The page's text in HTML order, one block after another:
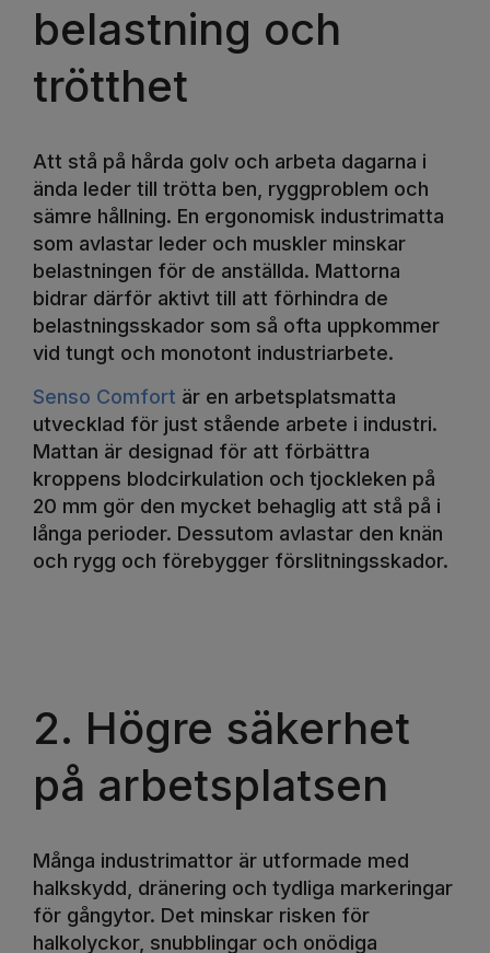
belastning och
trötthet
Att stå på hårda golv och arbeta dagarna i
ända leder till trötta ben, ryggproblem och
sämre hållning. En ergonomisk industrimatta
som avlastar leder och muskler minskar
belastningen för de anställda. Mattorna
bidrar därför aktivt till att förhindra de
belastningsskador som så ofta uppkommer
vid tungt och monotont industriarbete.
Senso Comfort är en arbetsplatsmatta
utvecklad för just stående arbete i industri.
Mattan är designad för att förbättra
kroppens blodcirkulation och tjockleken på
20 mm gör den mycket behaglig att stå på i
långa perioder. Dessutom avlastar den knän
och rygg och förebygger förslitningsskador.
2. Högre säkerhet
på arbetsplatsen
Många industrimattor är utformade med
halkskydd, dränering och tydliga markeringar
för gångytor. Det minskar risken för
halkolyckor, snubblingar och onödiga